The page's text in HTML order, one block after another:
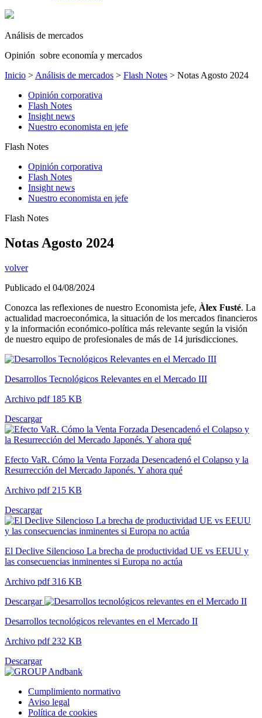
Análisis de mercados
Opinión sobre economía y mercados
Inicio > Análisis de mercados > Flash Notes > Notas Agosto 2024
Opinión corporativa
Flash Notes
Insight news
Nuestro economista en jefe
Flash Notes
Opinión corporativa
Flash Notes
Insight news
Nuestro economista en jefe
Flash Notes
Notas Agosto 2024
volver
Publicado el 04/08/2024
Conozca las reflexiones de nuestro Economista jefe, Àlex Fusté. La
actualidad macroeconómica, la situación de los mercados financieros
y la información económico-política más relevante según la visión
de nuestro equipo de profesionales de más de 14 jurisdicciones.
Desarrollos Tecnológicos Relevantes en el Mercado III
Archivo pdf 185 KB
Descargar
Efecto VaR. Cómo la Venta Forzada Desencadenó el Colapso y la
Resurrección del Mercado Japonés. Y ahora qué
Archivo pdf 215 KB
Descargar
El Declive Silencioso La brecha de productividad UE vs EEUU y
las consecuencias inminentes si Europa no actúa
Archivo pdf 316 KB
Descargar
Desarrollos tecnológicos relevantes en el Mercado II
Archivo pdf 232 KB
Descargar
Cumplimiento normativo
Aviso legal
Política de cookies